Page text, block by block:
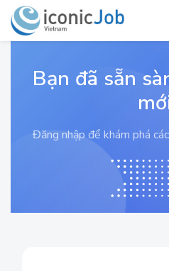
Bạn đã sẵn
Đăng nhập để khám phá